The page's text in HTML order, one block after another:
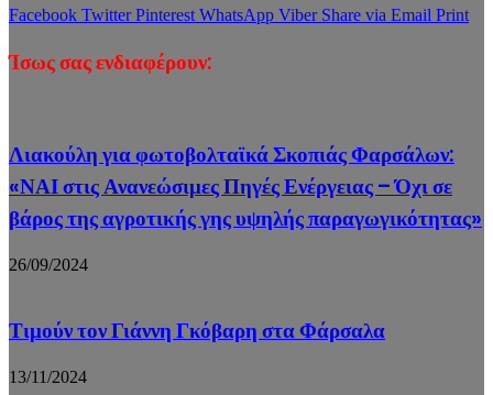
Facebook Twitter Pinterest WhatsApp Viber Share via Email Print
Ίσως σας ενδιαφέρουν:
Λιακούλη για φωτοβολταϊκά Σκοπιάς Φαρσάλων:
«ΝΑΙ στις Ανανεώσιμες Πηγές Ενέργειας – Όχι σε
βάρος της αγροτικής γης υψηλής παραγωγικότητας»
26/09/2024
Τιμούν τον Γιάννη Γκόβαρη στα Φάρσαλα
13/11/2024